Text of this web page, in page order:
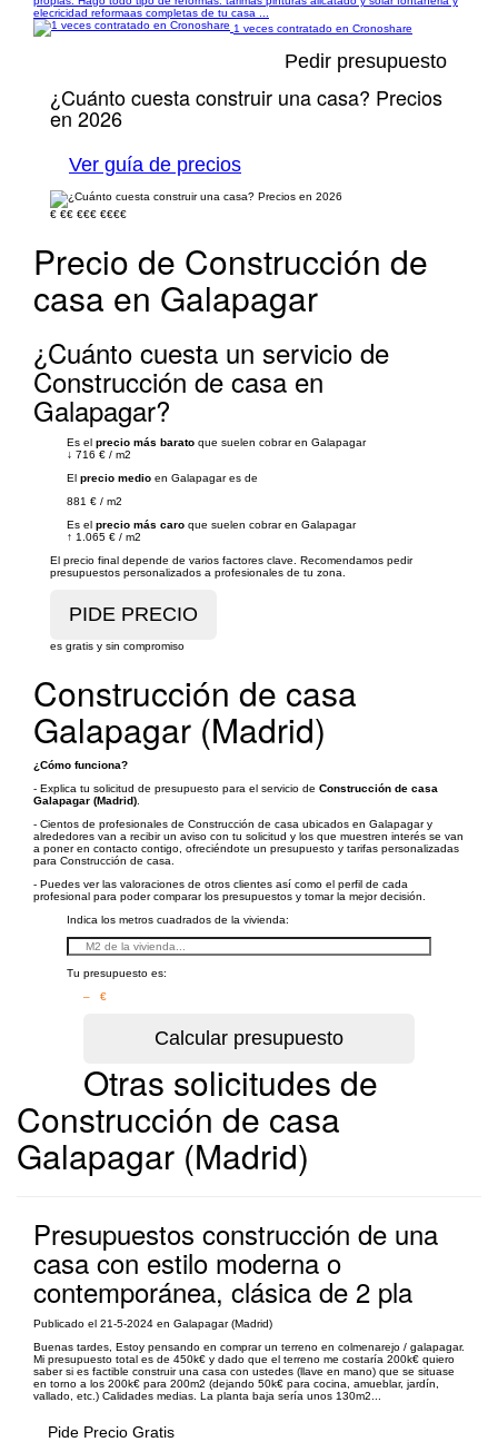
elecricidad reformaas completas de tu casa ...
1 veces contratado en Cronoshare
Pedir presupuesto
¿Cuánto cuesta construir una casa? Precios
en 2026
Ver guía de precios
€ €€ €€€ €€€€
Precio de Construcción de
casa en Galapagar
¿Cuánto cuesta un servicio de
Construcción de casa en
Galapagar?
Es el precio más barato que suelen cobrar en Galapagar
↓ 716 € / m2
El precio medio en Galapagar es de
881 € / m2
Es el precio más caro que suelen cobrar en Galapagar
↑ 1.065 € / m2
El precio final depende de varios factores clave. Recomendamos pedir
presupuestos personalizados a profesionales de tu zona.
es gratis y sin compromiso
Construcción de casa
Galapagar (Madrid)
¿Cómo funciona?
- Explica tu solicitud de presupuesto para el servicio de Construcción de casa
Galapagar (Madrid)
- Cientos de profesionales de Construcción de casa ubicados en Galapagar y
alrededores van a recibir un aviso con tu solicitud y los que muestren interés se van
a poner en contacto contigo, ofreciéndote un presupuesto y tarifas personalizadas
para Construcción de casa.
- Puedes ver las valoraciones de otros clientes así como el perfil de cada
profesional para poder comparar los presupuestos y tomar la mejor decisión.
Indica los metros cuadrados de la vivienda:
Tu presupuesto es:
– €
Otras solicitudes de
Construcción de casa
Galapagar (Madrid)
Presupuestos construcción de una
casa con estilo moderna o
contemporánea, clásica de 2 pla
Publicado el 21-5-2024 en Galapagar (Madrid)
Buenas tardes, Estoy pensando en comprar un terreno en colmenarejo / galapagar.
Mi presupuesto total es de 450k€ y dado que el terreno me costaría 200k€ quiero
saber si es factible construir una casa con ustedes (llave en mano) que se situase
en torno a los 200k€ para 200m2 (dejando 50k€ para cocina, amueblar, jardín,
vallado, etc.) Calidades medias. La planta baja sería unos 130m2...
Pide Precio Gratis